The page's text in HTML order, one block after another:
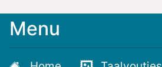
Meld
Menu